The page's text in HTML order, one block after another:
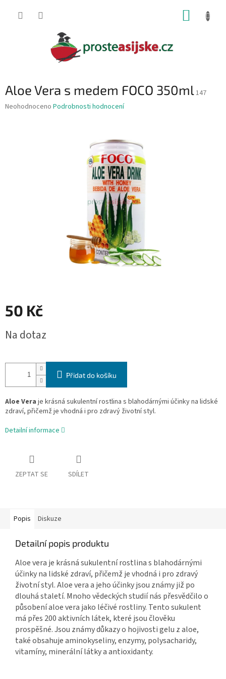
Aloe Vera s medem FOCO 350ml147
Průměrné
Neohodnoceno Podrobnosti hodnocení
50 Kč
cena:
Na dotaz
Přidat do košíku
Aloe Vera je krásná sukulentní rostlina s blahodárnými účinky na lidské
zdraví, přičemž je vhodná i pro zdravý životní styl.
Detailní informace
ZEPTAT SE SDÍLET
Popis Diskuze
Detailní popis produktu
Aloe vera je krásná sukulentní rostlina s blahodárnými
účinky na lidské zdraví, přičemž je vhodná i pro zdravý
životní styl. Aloe vera a jeho účinky jsou známy již po
dlouhá staletí. Mnoho vědeckých studií nás přesvědčilo o
působení aloe vera jako léčivé rostliny. Tento sukulent
má přes 200 aktivních látek, které jsou člověku
prospěšné. Jsou známy důkazy o hojivosti gelu z aloe,
také obsahuje aminokyseliny, enzymy, polysacharidy,
vitamíny, minerální látky a antioxidanty.